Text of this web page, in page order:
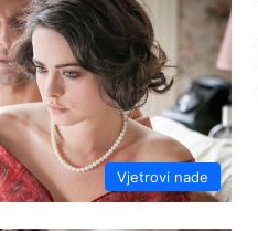
Vjetrovi nade